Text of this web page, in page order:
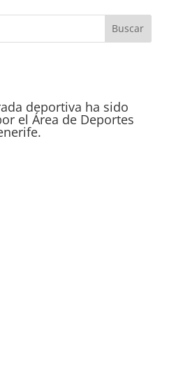
deportiva ha sido
el Área de Deportes